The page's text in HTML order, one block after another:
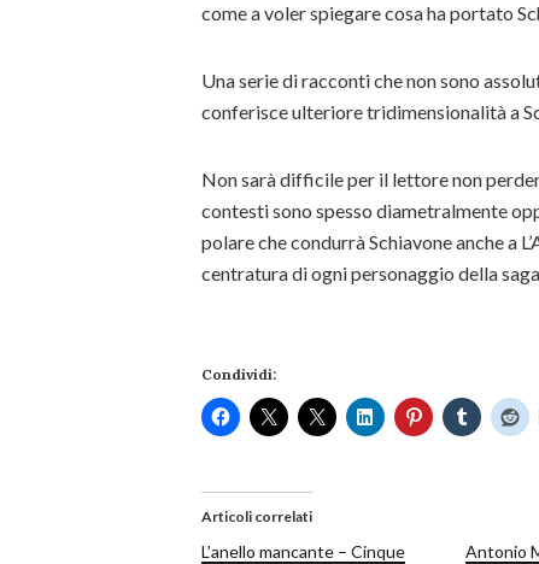
come a voler spiegare cosa ha portato
Una serie di racconti che non sono
conferisce ulteriore tridimensionalità a
Non sarà difficile per il lettore non
contesti sono spesso diametralmente
polare che condurrà Schiavone anche a
centratura di ogni personaggio della
Condividi:
Articoli correlati
L’anello mancante – Cinque
Antonio